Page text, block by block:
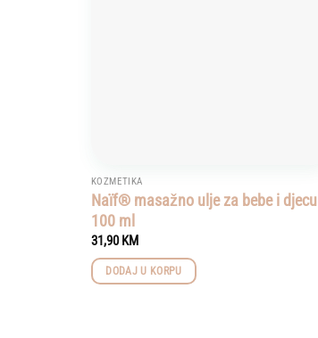
KOZMETIKA
Naïf® masažno ulje za bebe i djecu
100 ml
31,90KM
DODAJ U KORPU